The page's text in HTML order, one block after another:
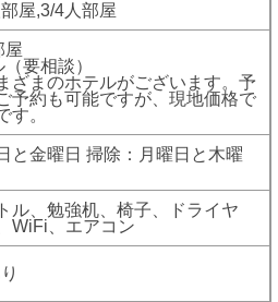
屋,3/4人部屋
屋
要相談）
ざまのホテルがございます。予
予約も可能ですが、現地価格で
す。
と金曜日 掃除：月曜日と木曜
ル、勉強机、椅子、ドライヤ
WiFi、エアコン